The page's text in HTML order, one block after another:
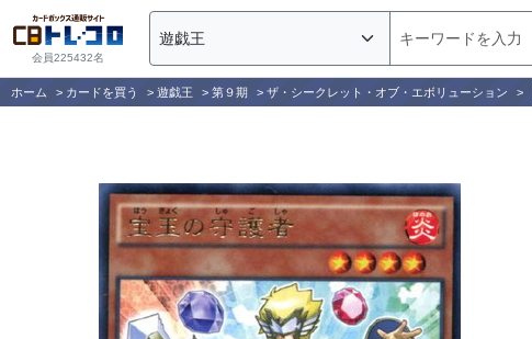
会員225432名
ホーム > カードを買う > 遊戯王 > 第９期 > ザ・シークレット・オブ・エボリューション >